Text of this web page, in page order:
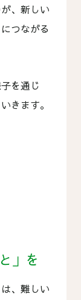
、新しい
つながる
を通じ
きます。
」を
、難しい